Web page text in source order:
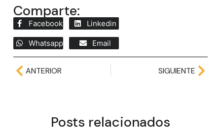
Comparte:
Facebook Linkedin
Whatsapp Email
ANTERIOR SIGUIENTE
Posts relacionados